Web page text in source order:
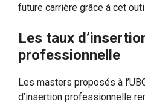
future carrière grâce à cet
Les taux
professionnelle
Les masters proposés à
d’insertion professionnelle